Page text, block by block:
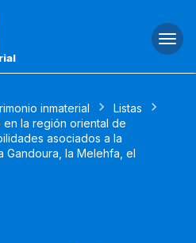
inmaterial
Listas
en la región oriental de
asociados a la
la Melehfa, el